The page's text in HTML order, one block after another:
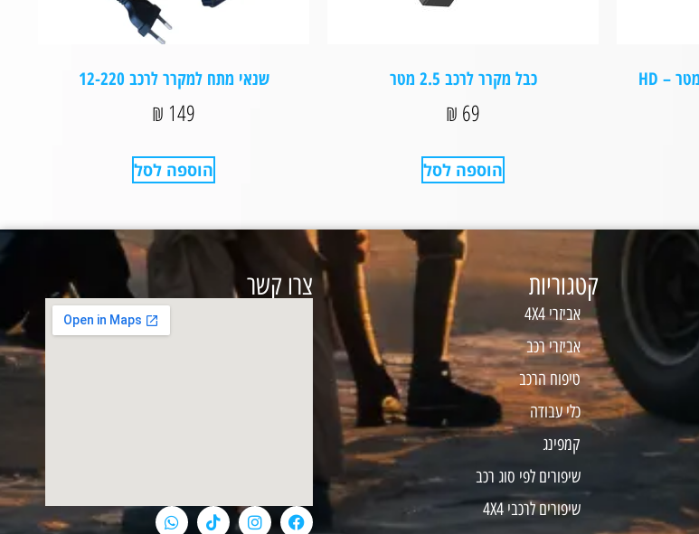
כבל מקרר לרכב 2.5 מטר
69
₪
הוספה לסל
שנאי מתח למקרר לרכב 12-220
149
₪
הוספה לסל
קטגוריות
אביזרי 4X4
אביזרי רכב
טיפוח הרכב
כלי עבודה
קמפינג
שיפורים לפי סוג רכב
שיפורים לרכבי 4X4
צרו קשר